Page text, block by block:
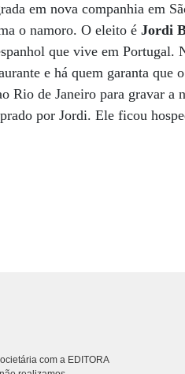
em nova companhia em
o namoro. O eleito éJordi
que vive em Portugal.
e há quem garanta que
Rio de Janeiro para gravar
por Jordi. Ele ficou
com a EDITORA